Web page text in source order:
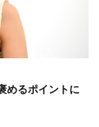
めるポイントに